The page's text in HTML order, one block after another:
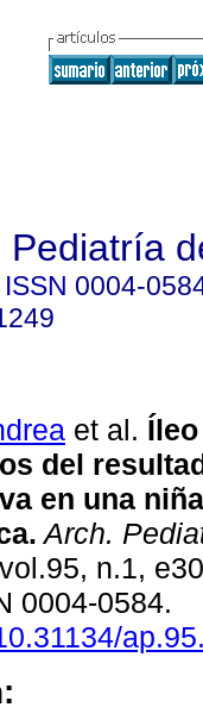
Pediatría
ISSN 0004-
et al.
del
en una
Arch.
n.1,
0004-0584.